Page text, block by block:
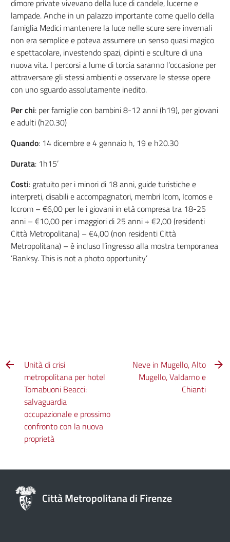
dimore private vivevano della luce di candele, lucerne e
lampade. Anche in un palazzo importante come quello della
famiglia Medici mantenere la luce nelle scure sere invernali
non era semplice e poteva assumere un senso quasi magico
e spettacolare, investendo spazi, dipinti e sculture di una
nuova vita. I percorsi a lume di torcia saranno l’occasione per
attraversare gli stessi ambienti e osservare le stesse opere
con uno sguardo assolutamente inedito.
Per chi: per famiglie con bambini 8-12 anni (h19), per giovani
e adulti (h20.30)
Quando: 14 dicembre e 4 gennaio h, 19 e h20.30
Durata: 1h15’
Costi: gratuito per i minori di 18 anni, guide turistiche e
interpreti, disabili e accompagnatori, membri Icom, Icomos e
Iccrom – €6,00 per le i giovani in età compresa tra 18-25
anni – €10,00 per i maggiori di 25 anni + €2,00 (residenti
Città Metropolitana) – €4,00 (non residenti Città
Metropolitana) – è incluso l’ingresso alla mostra temporanea
‘Banksy. This is not a photo opportunity’
Unità di crisi
metropolitana per hotel
Tornabuoni Beacci:
salvaguardia
occupazionale e prossimo
confronto con la nuova
proprietà
Neve in Mugello, Alto
Mugello, Valdarno e
Chianti
Città Metropolitana di Firenze